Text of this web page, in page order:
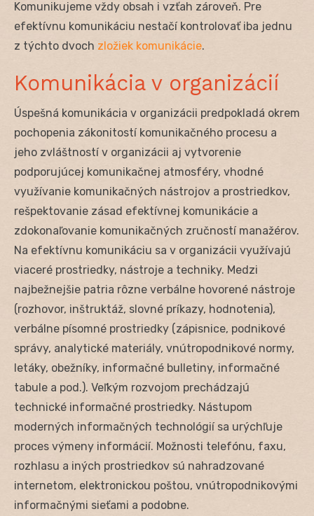
Komunikujeme vždy obsah i vzťah zároveň. Pre
efektívnu komunikáciu nestačí kontrolovať iba jednu
z týchto dvoch zložiek komunikácie.
Komunikácia v organizácií
Úspešná komunikácia v organizácii predpokladá okrem
pochopenia zákonitostí komunikačného procesu a
jeho zvláštností v organizácii aj vytvorenie
podporujúcej komunikačnej atmosféry, vhodné
využívanie komunikačných nástrojov a prostriedkov,
rešpektovanie zásad efektívnej komunikácie a
zdokonaľovanie komunikačných zručností manažérov.
Na efektívnu komunikáciu sa v organizácii využívajú
viaceré prostriedky, nástroje a techniky. Medzi
najbežnejšie patria rôzne verbálne hovorené nástroje
(rozhovor, inštruktáž, slovné príkazy, hodnotenia),
verbálne písomné prostriedky (zápisnice, podnikové
správy, analytické materiály, vnútropodnikové normy,
letáky, obežníky, informačné bulletiny, informačné
tabule a pod.). Veľkým rozvojom prechádzajú
technické informačné prostriedky. Nástupom
moderných informačných technológií sa urýchľuje
proces výmeny informácií. Možnosti telefónu, faxu,
rozhlasu a iných prostriedkov sú nahradzované
internetom, elektronickou poštou, vnútropodnikovými
informačnými sieťami a podobne.